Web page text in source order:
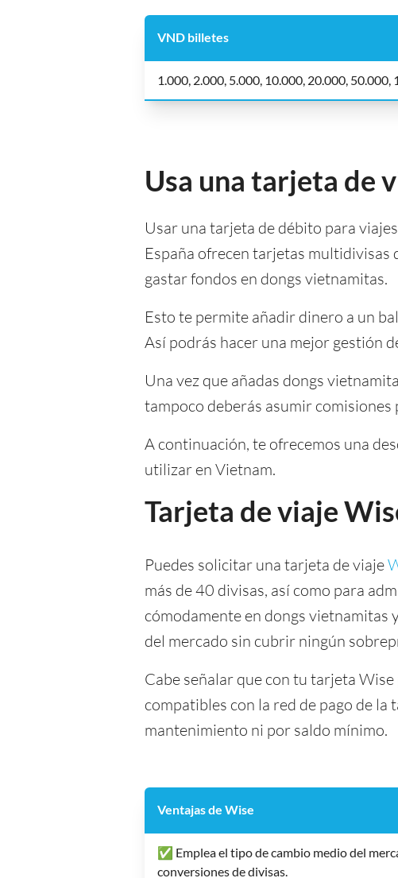
VND billetes
1.000, 2.000, 5.000, 10.000, 20.000,
Usa una tarjeta de
Usar una tarjeta de débito para
España ofrecen tarjetas multidivisas
gastar fondos en dongs vietnamitas.
Esto te permite añadir dinero a un
Así podrás hacer una mejor gestión
Una vez que añadas dongs
tampoco deberás asumir
A continuación, te ofrecemos una
utilizar en Vietnam.
Tarjeta de viaje
Puedes solicitar una tarjeta de viaje
más de 40 divisas, así como para
cómodamente en dongs vietnamitas
del mercado sin cubrir ningún
Cabe señalar que con tu tarjeta
compatibles con la red de pago de
mantenimiento ni por saldo mínimo.
Ventajas de Wise
✅ Emplea el tipo de cambio medio del
conversiones de divisas.